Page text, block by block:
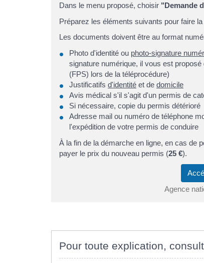
Dans le menu proposé, choisir "Demande
Préparez les éléments suivants pour faire
Les documents doivent être au format
Photo d'identité ou photo-signature
signature numérique, il vous est
(FPS) lors de la téléprocédure)
Justificatifs d'identité et de domicile
Avis médical s'il s'agit d'un permis de
Si nécessaire, copie du permis détérioré
Adresse mail ou numéro de téléphone
l'expédition de votre permis de conduire
À la fin de la démarche en ligne, en cas de
payer le prix du nouveau permis (25 €).
Agence
Pour toute explication,